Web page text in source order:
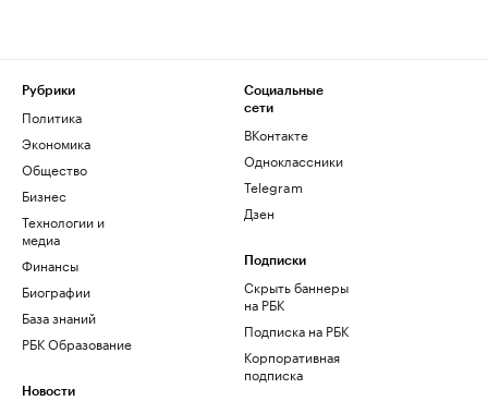
Рубрики
Политика
Экономика
Общество
Бизнес
Технологии и
медиа
Финансы
Биографии
База знаний
РБК Образование
Новости
Социальные
сети
ВКонтакте
Одноклассники
Telegram
Дзен
Подписки
Скрыть баннеры
на РБК
Подписка на РБК
Корпоративная
подписка